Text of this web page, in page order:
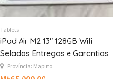
Tablets
iPad Air M2 13″ 128GB Wifi
Selados Entregas e Garantias
Província: Maputo